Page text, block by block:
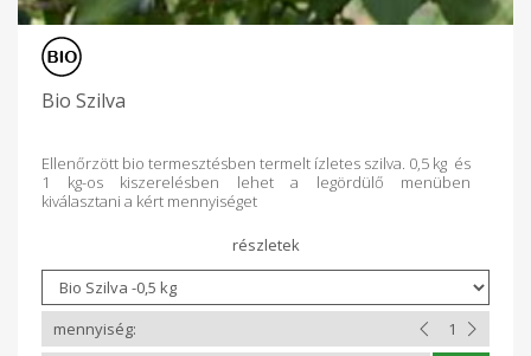
Bio Szilva
Ellenőrzött bio termesztésben termelt ízletes szilva. 0,5 kg és
1 kg-os kiszerelésben lehet a legördülő menüben
kiválasztani a kért mennyiséget